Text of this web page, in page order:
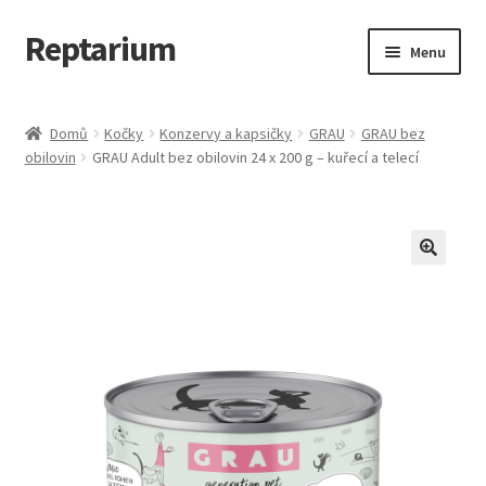
Přeskočit
na
Přejít
k
webu
Reptarium Menu
Košík
Vše pro kočky
Domů Kočky Konzervy a kapsičky GRAU
GRAU bez
obilovin
GRAU Adult bez obilovin 24 x 200 g – kuřecí a telecí